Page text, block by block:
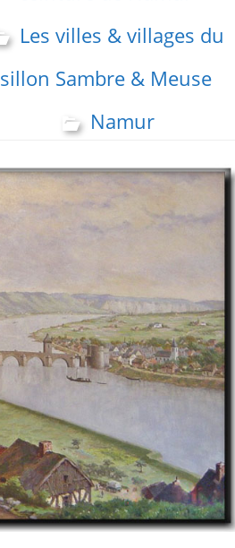
Les villes & villages du
sillon Sambre & Meuse
Namur